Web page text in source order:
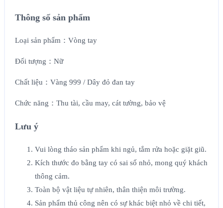
Thông số sản phẩm
Loại sản phẩm：Vòng tay
Đối tượng：Nữ
Chất liệu：Vàng 999 / Dây đỏ đan tay
Chức năng：Thu tài, cầu may, cát tường, bảo vệ
Lưu ý
Vui lòng tháo sản phẩm khi ngủ, tắm rửa hoặc giặt giũ.
Kích thước đo bằng tay có sai số nhỏ, mong quý khách
thông cảm.
Toàn bộ vật liệu tự nhiên, thân thiện môi trường.
Sản phẩm thủ công nên có sự khác biệt nhỏ về chi tiết,